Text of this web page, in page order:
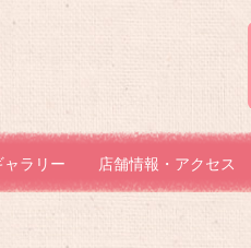
ャラリー 店舗情報・アクセス